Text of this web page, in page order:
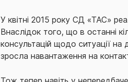
У квітні 2015 року СД «ТАС»
Внаслідок того, що в останні
консультацій щодо ситуації на
зросла навантаження на